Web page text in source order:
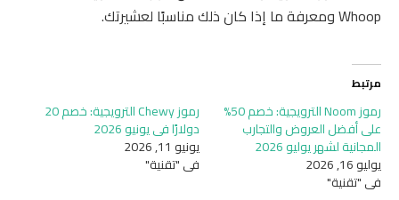
Whoop ومعرفة ما إذا كان ذلك مناسبًا لعشيرتك.
مرتبط
رموز Noom الترويجية: خصم 50%
على أفضل العروض والتجارب
المجانية لشهر يوليو 2026
يوليو 16, 2026
في "تقنية"
رموز Chewy الترويجية: خصم 20
دولارًا في يونيو 2026
يونيو 11, 2026
في "تقنية"